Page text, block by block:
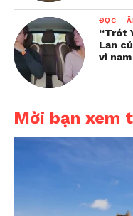
ĐỌC -
“Trót
Lan
vì
Mời bạn xem